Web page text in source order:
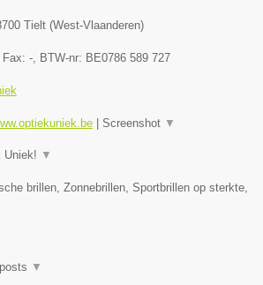
Tielt (West-Vlaanderen)
, Fax: - , BTW-nr: BE0786 589 727
Screenshot ▼
Uniek! ▼
brillen, Zonnebrillen, Sportbrillen op sterkte,
▼